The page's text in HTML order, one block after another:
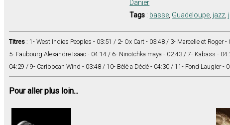
Danier
Tags : basse Guadeloupe jazz
Titres : 1- West Indies Peoples - 03:51 / 2- Ox Cart - 03:48 / 3- Marcelle et Roger
5- Faubourg Alexandre Isaac - 04:14 / 6- Ninotchka maya - 02:43 / 7- Kabass -
04:29 / 9- Caribbean Wind - 03:48 / 10- Bélè a Dédé - 04:30 / 11- Fond Laugier -
Pour aller plus loin...